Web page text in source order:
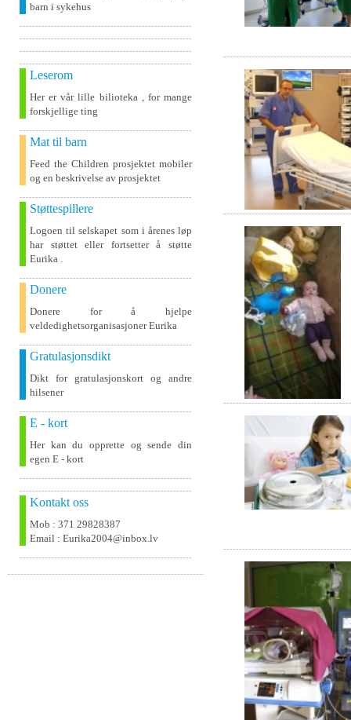
barn i sykehus
Leserom
Her er vår lille bilioteka , for mange
forskjellige ting
Mat til barn
Feed the Children prosjektet mobiler
og en beskrivelse av prosjektet
Støttespillere
Logoen til selskapet som i årenes løp
har støttet eller fortsetter å støtte
Eurika .
Donere
Donere for å hjelpe
veldedighetsorganisasjoner Eurika
Gratulasjonsdikt
Dikt for gratulasjonskort og andre
hilsener
E - kort
Her kan du opprette og sende din
egen E - kort
Kontakt oss
Mob : 371 29828387
Email : Eurika2004@inbox.lv